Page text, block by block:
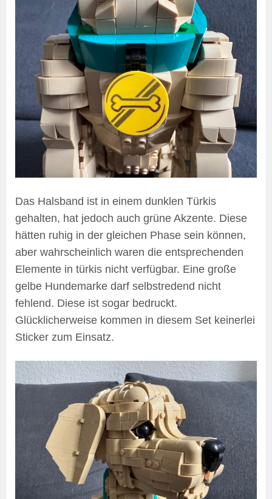
Das Halsband ist in einem dunklen Türkis
gehalten, hat jedoch auch grüne Akzente. Diese
hätten ruhig in der gleichen Phase sein können,
aber wahrscheinlich waren die entsprechenden
Elemente in türkis nicht verfügbar. Eine große
gelbe Hundemarke darf selbstredend nicht
fehlend. Diese ist sogar bedruckt.
Glücklicherweise kommen in diesem Set keinerlei
Sticker zum Einsatz.